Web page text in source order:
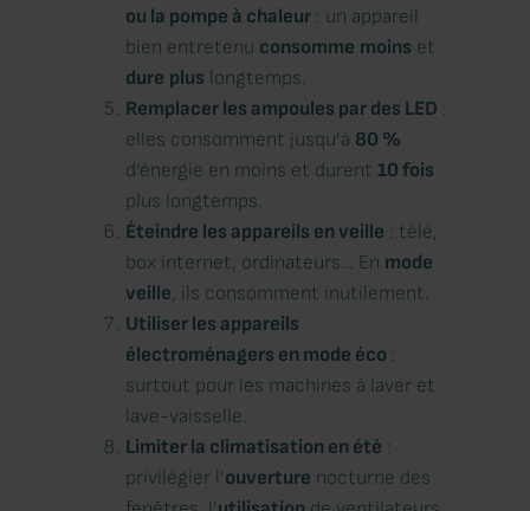
ou la pompe à chaleur : un appareil
bien entretenu consomme moins et
dure plus longtemps.
Remplacer les ampoules par des LED :
elles consomment jusqu’à 80 %
d’énergie en moins et durent 10 fois
plus longtemps.
Éteindre les appareils en veille : télé,
box internet, ordinateurs… En mode
veille, ils consomment inutilement.
Utiliser les appareils
électroménagers en mode éco :
surtout pour les machines à laver et
lave-vaisselle.
Limiter la climatisation en été :
privilégier l’ouverture nocturne des